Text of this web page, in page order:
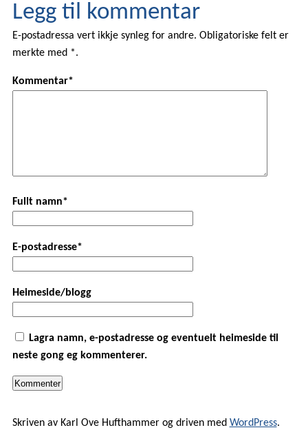
Legg til kommentar
E-postadressa vert ikkje synleg for andre. Obligatoriske felt er
merkte med *.
Kommentar*
Fullt namn*
E-postadresse*
Heimeside/blogg
Lagra namn, e-postadresse og eventuelt heimeside til
neste gong eg kommenterer.
Skriven av Karl Ove Hufthammer og driven med WordPress.